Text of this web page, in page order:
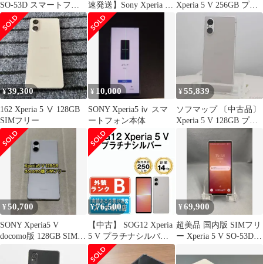
SO-53D スマートフォ
ン本体
速発送】Sony Xperia 5
V 256GB ホワイト 白ロ
ム 美品 動作確認済
Xperia 5 V 256GB プラ
チナシルバー XQ-DE44
S2JPCX0 SIMフリー
¥39,300
162 Xperia 5 Ⅴ 128GB
SIMフリー
¥ 10,000
SONY Xperia5 ⅳ スマ
ートフォン本体
¥55,839
ソフマップ 〔中古品〕
Xperia 5 V 128GB プラ
チナシルバー SO-53D
docomo SIMフリー
¥50,700
SONY Xperia5 V
docomo版 128GB SIMフ
¥76,500
【中古】 SOG12 Xperia
5 V プラチナシルバー
SIMフリー 本体 au スマ
ホ ソニー エクスぺリア
¥69,900
超美品 国内版 SIMフリ
ー Xperia 5 V SO-53D